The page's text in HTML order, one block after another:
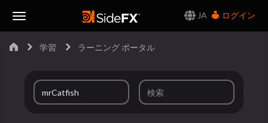
JA
ログイン
学習 ラーニング ポータル